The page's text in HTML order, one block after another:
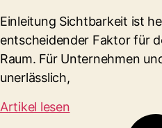
Einleitung Sichtbarkeit ist
entscheidender Faktor für
Raum. Für Unternehmen
unerlässlich,
Artikel lesen